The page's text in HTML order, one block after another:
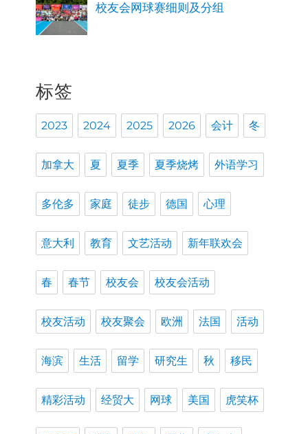
校友会网球赛细则及分组
标签
2023 2024 2025 2026 会计 冬
加拿大 夏 夏季 夏季烧烤 外语学习
多伦多 家庭 徒步 德国 心理
意大利 教育 文艺活动 新年联欢会
春 春节 校友会 校友会活动
校友活动 校友聚会 欧洲 法国 活动
海滨 生活 留学 研究生 秋 移民
精彩活动 经贸大 网球 美国 虎笑杯